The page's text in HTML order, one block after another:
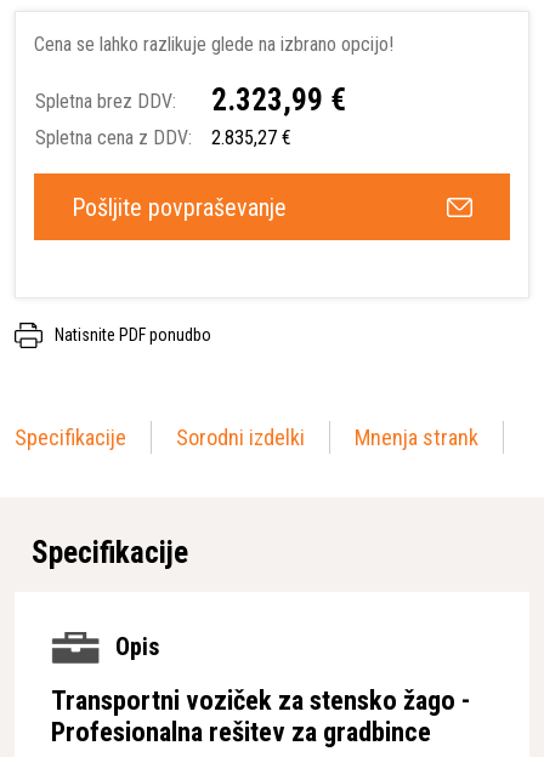
Cena se lahko razlikuje glede na izbrano opcijo!
Spletna brez DDV: 2.323,99 €
Spletna cena z DDV: 2.835,27 €
Pošljite povpraševanje
Natisnite PDF ponudbo
Specifikacije Sorodni izdelki Mnenja strank
Specifikacije
Opis
Transportni voziček za stensko žago -
Profesionalna rešitev za gradbince